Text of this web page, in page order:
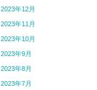
2023年12月
2023年11月
2023年10月
2023年9月
2023年8月
2023年7月